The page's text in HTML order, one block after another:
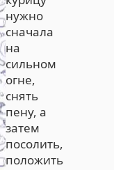
нужно
сначала
на
сильном
огне,
снять
пену, а
затем
посолить,
положить